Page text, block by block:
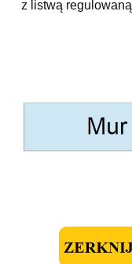
z listwą regulowaną